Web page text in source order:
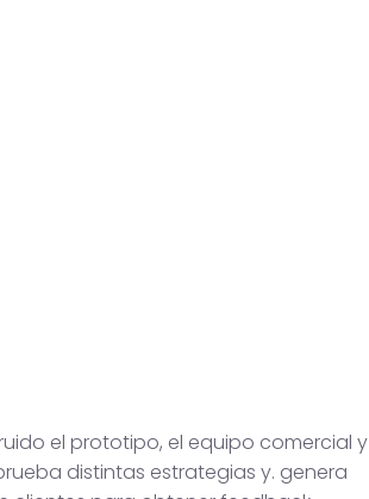
el prototipo, el equipo comercial y
distintas estrategias y. genera